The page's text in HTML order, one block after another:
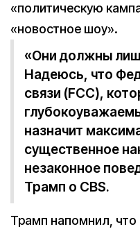
«политическую
«новостное шоу».
«Они должны
Надеюсь, что
связи (FCC),
назначит
существенное
незаконное
Трамп о CBS.
Трамп напомнил,